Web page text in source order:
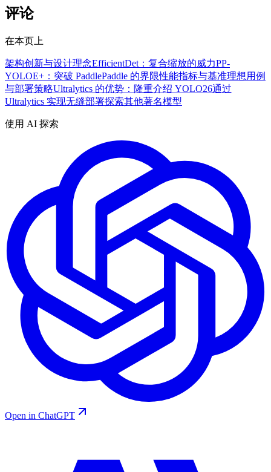
评论
在本页上
架构创新与设计理念EfficientDet：复合缩放的威力PP-
YOLOE+：突破 PaddlePaddle 的界限性能指标与基准理想用例
与部署策略Ultralytics 的优势：隆重介绍 YOLO26通过
Ultralytics 实现无缝部署探索其他著名模型
使用 AI 探索
Open in ChatGPT